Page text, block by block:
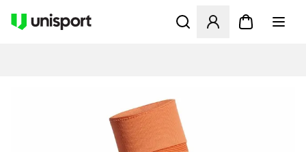
Öppnar en Modal för att